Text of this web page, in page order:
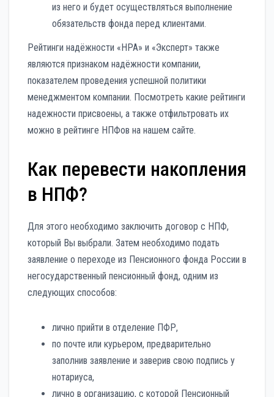
из него и будет осуществляться выполнение
обязательств фонда перед клиентами.
Рейтинги надёжности «НРА» и «Эксперт» также
являются признаком надёжности компании,
показателем проведения успешной политики
менеджментом компании. Посмотреть какие рейтинги
надежности присвоены, а также отфильтровать их
можно в рейтинге НПФов на нашем сайте.
Как перевести накопления
в НПФ?
Для этого необходимо заключить договор с НПФ,
который Вы выбрали. Затем необходимо подать
заявление о переходе из Пенсионного фонда России в
негосударственный пенсионный фонд, одним из
следующих способов:
лично прийти в отделение ПФР,
по почте или курьером, предварительно
заполнив заявление и заверив свою подпись у
нотариуса,
лично в организацию, с которой Пенсионный